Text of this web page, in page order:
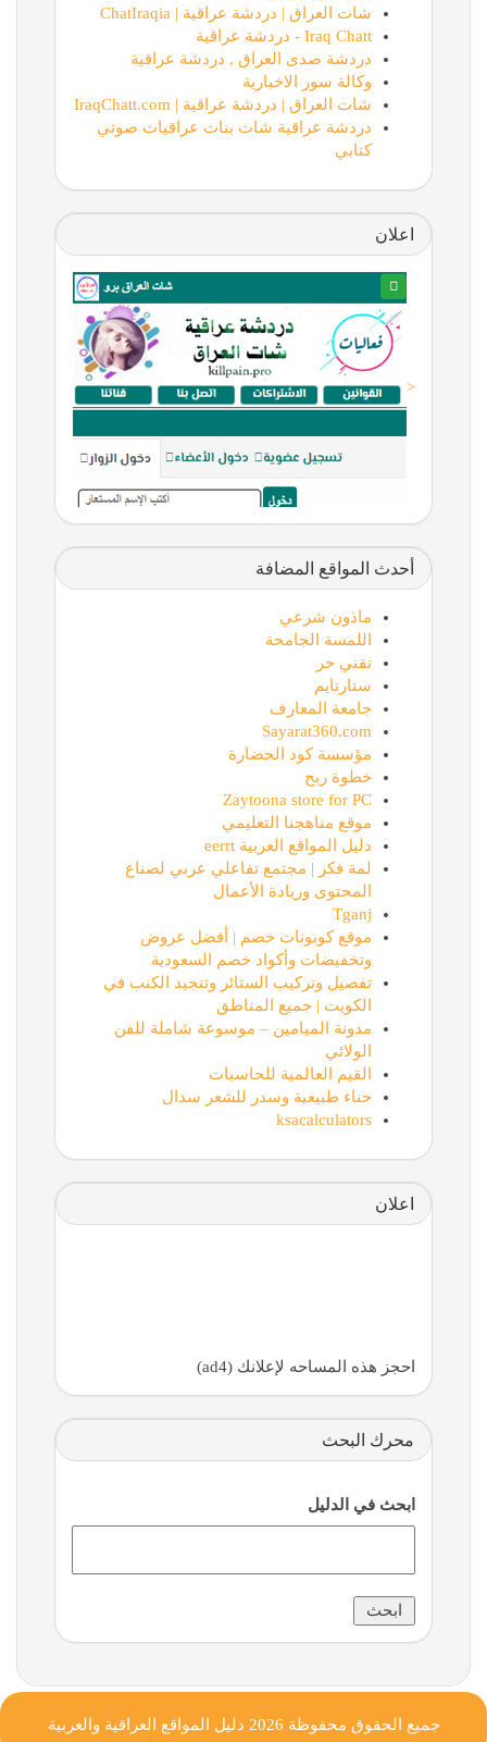
شات العراق | دردشة عراقية | ChatIraqia
Iraq Chatt - دردشة عراقية
دردشة صدى العراق , دردشة عراقية
وكالة سور الاخبارية
شات العراق | دردشة عراقية | IraqChatt.com
دردشة عراقية شات بنات عراقيات صوتي
كتابي
اعلان
<
أحدث المواقع المضافة
ماذون شرعي
اللمسة الجامحة
تقني حر
ستارتايم
جامعة المعارف
Sayarat360.com
مؤسسة كود الحضارة
خطوة ربح
Zaytoona store for PC
موقع مناهجنا التعليمي
دليل المواقع العربية eerrt
لمة فكر | مجتمع تفاعلي عربي لصناع
المحتوى وريادة الأعمال
Tganj
موقع كوبونات خصم | أفضل عروض
وتخفيضات وأكواد خصم السعودية
تفصيل وتركيب الستائر وتنجيد الكنب في
الكويت | جميع المناطق
مدونة الميامين – موسوعة شاملة للفن
الولائي
القيم العالمية للحاسبات
حناء طبيعية وسدر للشعر سدال
ksacalculators
اعلان
احجز هذه المساحه لإعلانك (ad4)
محرك البحث
ابحث في الدليل
جميع الحقوق محفوظة 2026 دليل المواقع العراقية والعربية